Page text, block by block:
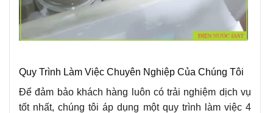
Quy Trình Làm Việc Chuyên Nghiệp Của Chúng Tôi
Để đảm bảo khách hàng luôn có trải nghiệm dịch vụ
tốt nhất, chúng tôi áp dụng một quy trình làm việc 4